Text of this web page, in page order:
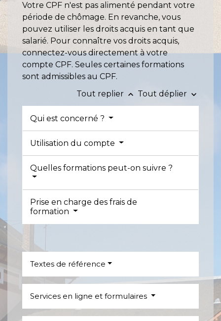
Votre CPF n'est pas alimenté pendant votre
période de chômage. En revanche, vous
pouvez utiliser les droits acquis en tant que
salarié. Pour connaître vos droits acquis,
connectez-vous directement à votre
compte CPF. Seules certaines formations
sont admissibles au CPF.
Tout replier keyboard_arrow_up Tout déplier keyboard_arrow_down
Qui est concerné ?
Utilisation du compte
Quelles formations peut-on suivre ?
Prise en charge des frais de
formation
Textes de référence
Services en ligne et formulaires